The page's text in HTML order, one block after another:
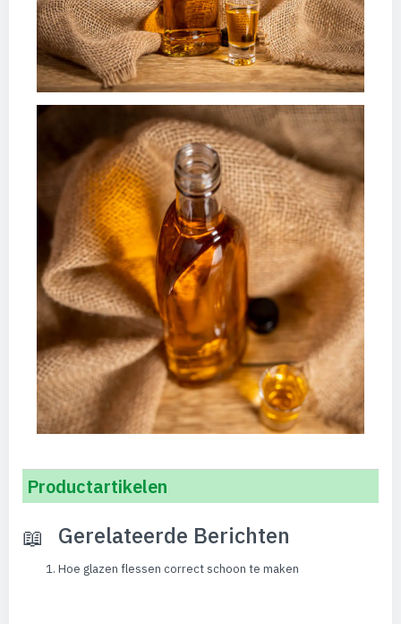
Productartikelen
Gerelateerde Berichten
Hoe glazen flessen correct schoon te maken